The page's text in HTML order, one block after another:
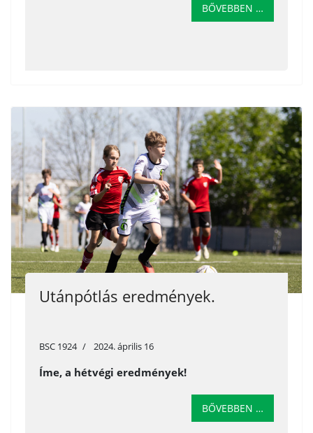
BŐVEBBEN …
Utánpótlás eredmények.
BSC 1924 2024. április 16
Íme, a hétvégi eredmények!
BŐVEBBEN …